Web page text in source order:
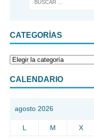
CATEGORÍAS
CALENDARIO
agosto 2026
L M X